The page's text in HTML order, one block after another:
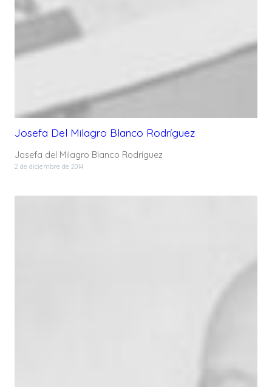
Josefa Del Milagro Blanco Rodríguez
Josefa del Milagro Blanco Rodríguez
2 de diciembre de 2014